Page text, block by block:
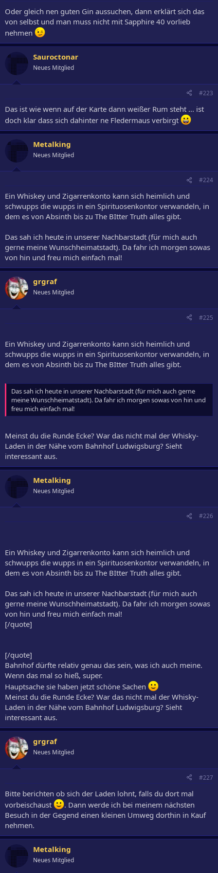
Oder gleich nen guten Gin aussuchen, dann erklärt sich das
von selbst und man muss nicht mit Sapphire 40 vorlieb
nehmen
Sauroctonar
Neues Mitglied
#223
Das ist wie wenn auf der Karte dann weißer Rum steht ... ist
doch klar dass sich dahinter ne Fledermaus verbirgt
Metalking
Neues Mitglied
#224
Ein Whiskey und Zigarrenkonto kann sich heimlich und
schwupps die wupps in ein Spirituosenkontor verwandeln, in
dem es von Absinth bis zu The BItter Truth alles gibt.
Das sah ich heute in unserer Nachbarstadt (für mich auch
gerne meine Wunschheimatstadt). Da fahr ich morgen sowas
von hin und freu mich einfach mal!
grgraf
Neues Mitglied
#225
Ein Whiskey und Zigarrenkonto kann sich heimlich und
schwupps die wupps in ein Spirituosenkontor verwandeln, in
dem es von Absinth bis zu The BItter Truth alles gibt.
Das sah ich heute in unserer Nachbarstadt (für mich auch gerne
meine Wunschheimatstadt). Da fahr ich morgen sowas von hin und
freu mich einfach mal!
Meinst du die Runde Ecke? War das nicht mal der Whisky-
Laden in der Nähe vom Bahnhof Ludwigsburg? Sieht
interessant aus.
Metalking
Neues Mitglied
#226
Ein Whiskey und Zigarrenkonto kann sich heimlich und
schwupps die wupps in ein Spirituosenkontor verwandeln, in
dem es von Absinth bis zu The BItter Truth alles gibt.
Das sah ich heute in unserer Nachbarstadt (für mich auch
gerne meine Wunschheimatstadt). Da fahr ich morgen sowas
von hin und freu mich einfach mal!
[/quote]
[/quote]
Bahnhof dürfte relativ genau das sein, was ich auch meine.
Wenn das mal so hieß, super.
Hauptsache sie haben jetzt schöne Sachen
Meinst du die Runde Ecke? War das nicht mal der Whisky-
Laden in der Nähe vom Bahnhof Ludwigsburg? Sieht
interessant aus.
grgraf
Neues Mitglied
#227
Bitte berichten ob sich der Laden lohnt, falls du dort mal
vorbeischaust
. Dann werde ich bei meinem nächsten
Besuch in der Gegend einen kleinen Umweg dorthin in Kauf
nehmen.
Metalking
Neues Mitglied